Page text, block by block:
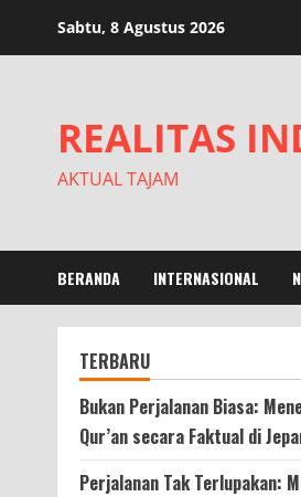
Sabtu, 8 Agustus 2026
REALITAS
AKTUAL TAJAM
BERANDA INTERNASIONAL
TERBARU
Bukan Perjalanan Biasa:
Qur’an secara Faktual di
Perjalanan Tak Terlupakan: